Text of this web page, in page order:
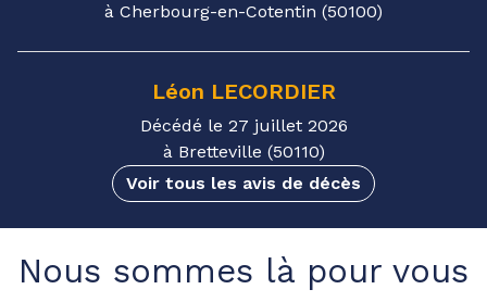
à Cherbourg-en-Cotentin (50100)
Léon LECORDIER
Décédé le 27 juillet 2026
à Bretteville (50110)
Voir tous les avis de décès
Nous sommes là pour vous